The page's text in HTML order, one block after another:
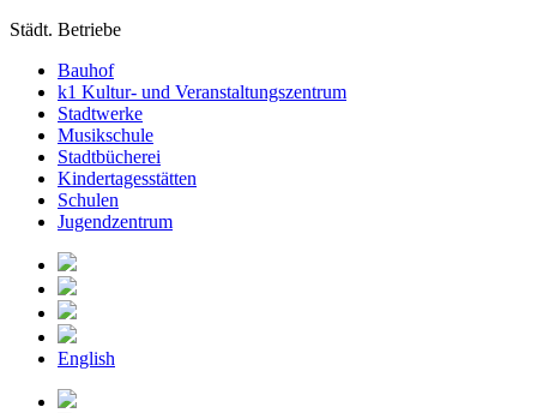
Städt. Betriebe
Bauhof
k1 Kultur- und Veranstaltungszentrum
Stadtwerke
Musikschule
Stadtbücherei
Kindertagesstätten
Schulen
Jugendzentrum
English